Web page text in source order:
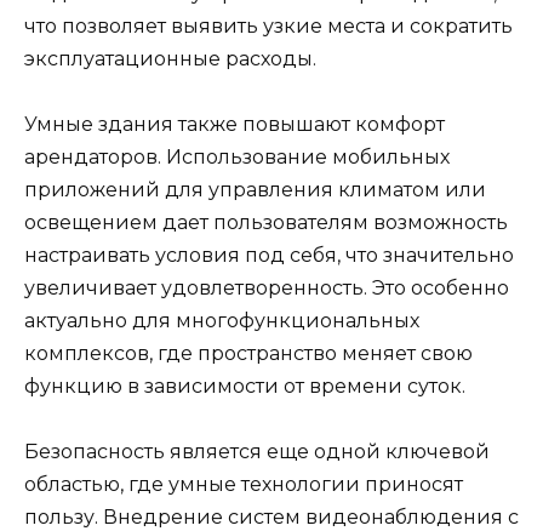
что позволяет выявить узкие места и сократить
эксплуатационные расходы.
Умные здания также повышают комфорт
арендаторов. Использование мобильных
приложений для управления климатом или
освещением дает пользователям возможность
настраивать условия под себя, что значительно
увеличивает удовлетворенность. Это особенно
актуально для многофункциональных
комплексов, где пространство меняет свою
функцию в зависимости от времени суток.
Безопасность является еще одной ключевой
областью, где умные технологии приносят
пользу. Внедрение систем видеонаблюдения с